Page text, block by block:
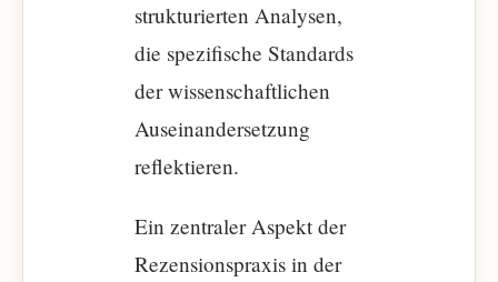
strukturierten Analysen,
die spezifische Standards
der wissenschaftlichen
Auseinandersetzung
reflektieren.
Ein zentraler Aspekt der
Rezensionspraxis in der